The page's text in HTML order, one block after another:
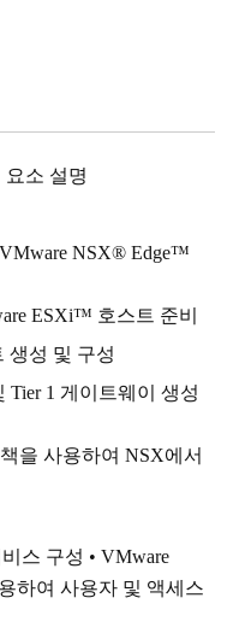
소 설명
NSX® Edge™
ESXi™ 호스트 준비
생성 및 구성
Tier 1 게이트웨이 생성
을 사용하여 NSX에서
스 구성 • VMware
하여 사용자 및 액세스